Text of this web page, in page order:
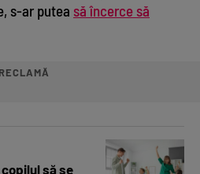
s-ar putea să încerce să
RECLAMĂ
să se